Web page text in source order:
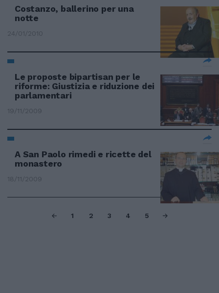
Costanzo, ballerino per una
notte
24/01/2010
Le proposte bipartisan per le
riforme: Giustizia e riduzione dei
parlamentari
19/11/2009
A San Paolo rimedi e ricette del
monastero
18/11/2009
1 2 3 4 5